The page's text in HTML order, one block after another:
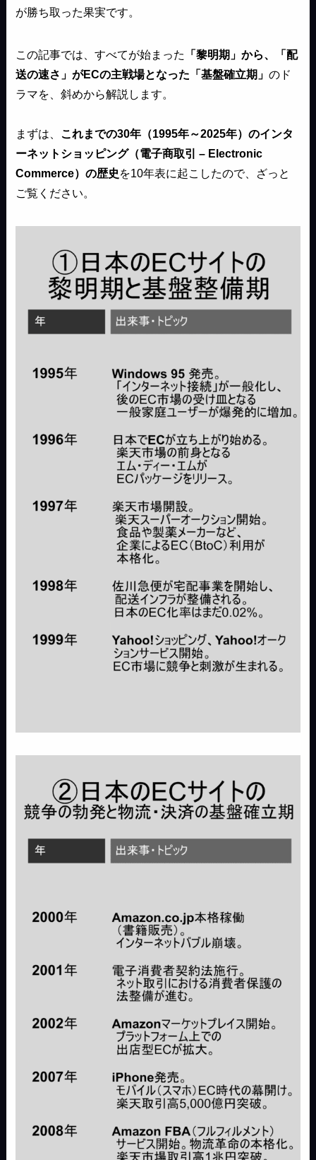
が勝ち取った果実です。
この記事では、すべてが始まった
「黎明期」から、「配
送の速さ」がECの主戦場となった「基盤確立期」のド
ラマを、斜めから解説します。
まずは、 これまでの30年（1995年～2025年）のインタ
ーネットショッピング（電子商取引 – Electronic
Commerce）の歴史 を10年表に起こしたので、ざっと
ご覧ください。